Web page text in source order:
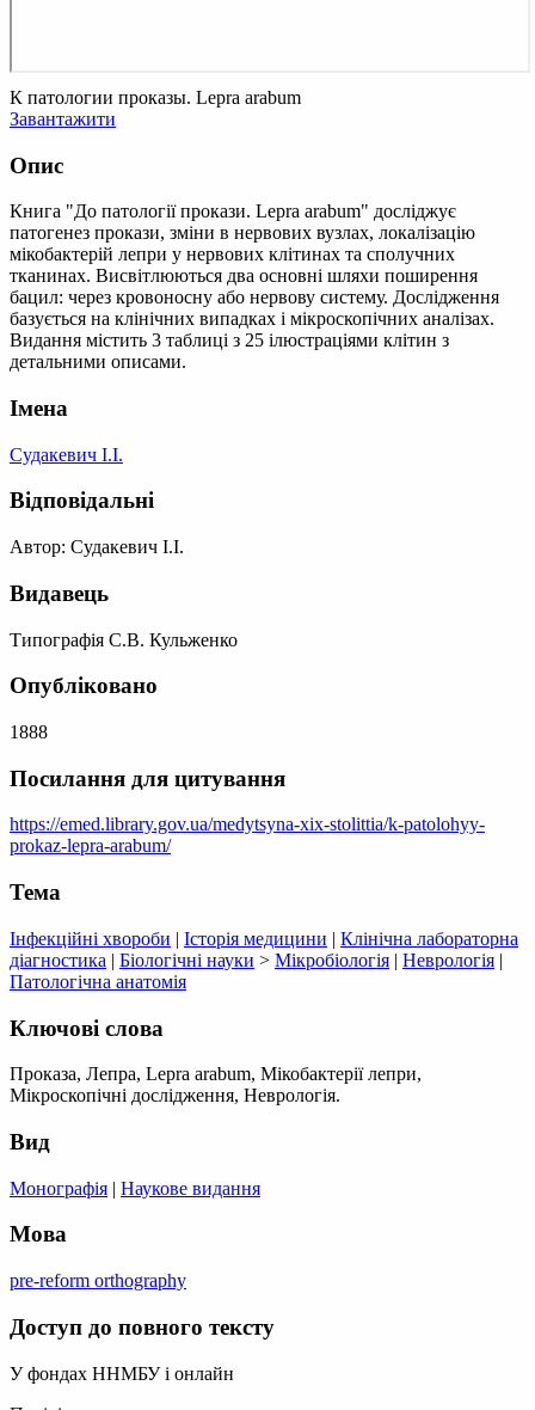
К патологии проказы. Lepra arabum
Завантажити
Опис
Книга "До патології прокази. Lepra arabum" досліджує
патогенез прокази, зміни в нервових вузлах, локалізацію
мікобактерій лепри у нервових клітинах та сполучних
тканинах. Висвітлюються два основні шляхи поширення
бацил: через кровоносну або нервову систему. Дослідження
базується на клінічних випадках і мікроскопічних аналізах.
Видання містить 3 таблиці з 25 ілюстраціями клітин з
детальними описами.
Імена
Судакевич І.І.
Відповідальні
Автор: Судакевич І.І.
Видавець
Типографія С.В. Кульженко
Опубліковано
1888
Посилання для цитування
https://emed.library.gov.ua/medytsyna-xix-stolittia/k-patolohyy-
prokaz-lepra-arabum/
Тема
Інфекційні хвороби | Історія медицини | Клінічна лабораторна
діагностика | Біологічні науки > Мікробіологія | Неврологія |
Патологічна анатомія
Ключові слова
Проказа, Лепра, Lepra arabum, Мікобактерії лепри,
Мікроскопічні дослідження, Неврологія.
Вид
Монографія | Наукове видання
Мова
pre-reform orthography
Доступ до повного тексту
У фондах ННМБУ і онлайн